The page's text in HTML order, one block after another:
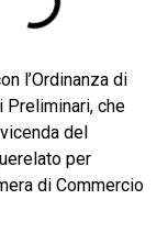
l’Ordinanza di
Preliminari, che
del
per
di Commercio